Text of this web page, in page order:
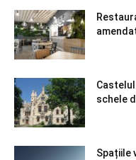
schele
Spațiile